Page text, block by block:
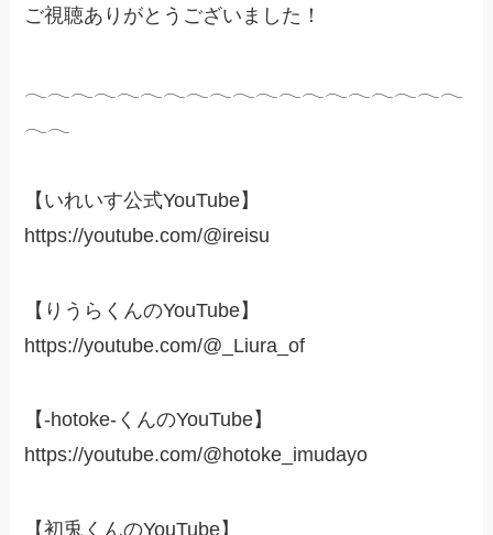
ご視聴ありがとうございました！
𓂃𓂃𓂃𓂃𓂃𓂃𓂃𓂃𓂃𓂃𓂃𓂃𓂃𓂃𓂃𓂃𓂃𓂃𓂃
𓂃𓂃
【いれいす公式YouTube】
https://youtube.com/@ireisu
【りうらくんのYouTube】
https://youtube.com/@_Liura_of
【-hotoke-くんのYouTube】
https://youtube.com/@hotoke_imudayo
【初兎くんのYouTube】